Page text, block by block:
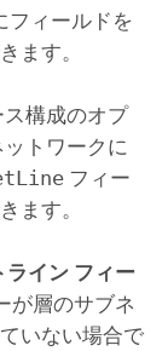
フィールドを
ます。
構成のオプ
トワークに
フィー
ます。
ライン フィー
が層のサブネ
いない場合で